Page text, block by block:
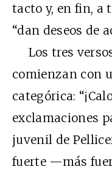
tacto y, en fin, a
“dan deseos de
Los tres
comienzan con
categórica:
exclamaciones
juvenil de
fuerte —más